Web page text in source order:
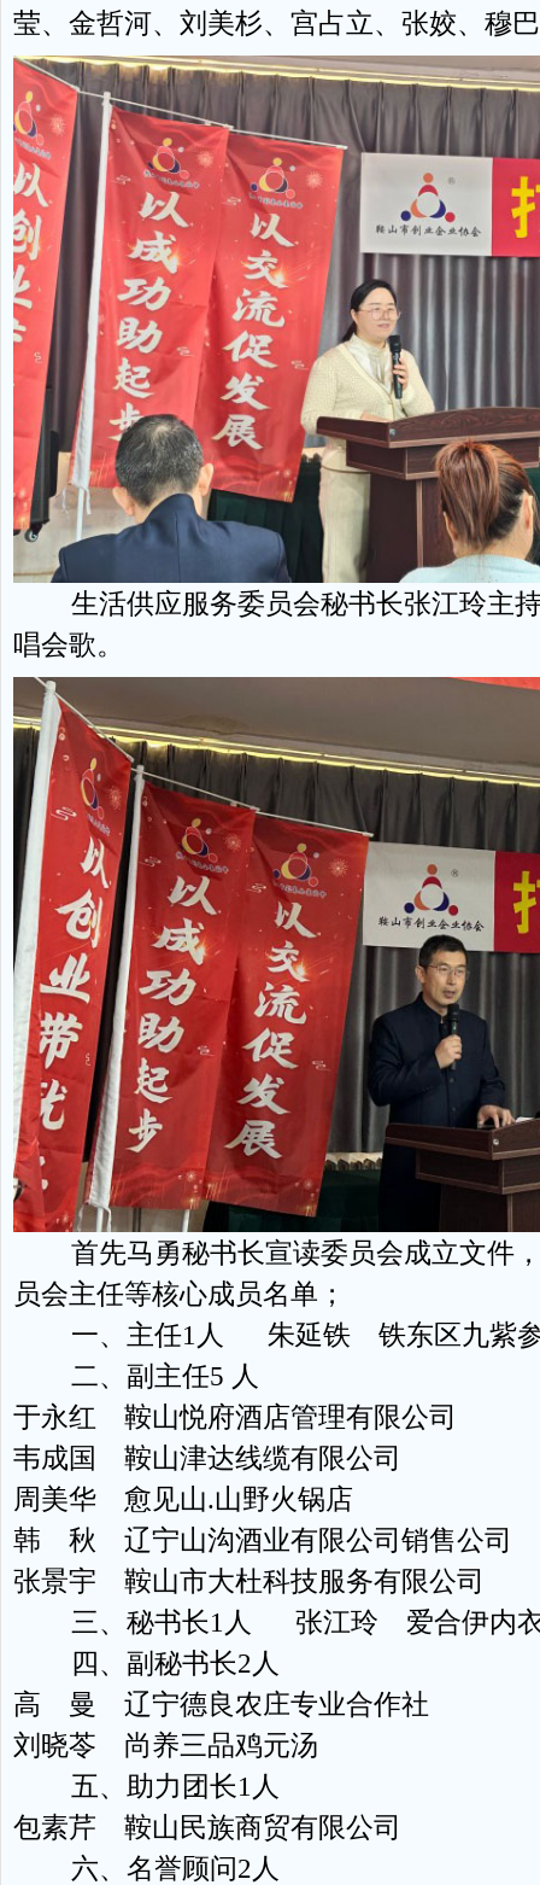
莹、金哲河、刘美杉、宫占立、张姣、穆
生活供应服务委员会秘书长张江玲主持
唱会歌。
首先马勇秘书长宣读委员会成立文件，
员会主任等核心成员名单；
一、主任1人 朱延铁 铁东区九紫参
二、副主任5 人
于永红 鞍山悦府酒店管理有限公司
韦成国 鞍山津达线缆有限公司
周美华 愈见山.山野火锅店
韩 秋 辽宁山沟酒业有限公司销售公司
张景宇 鞍山市大杜科技服务有限公司
三、秘书长1人 张江玲 爱合伊内衣
四、副秘书长2人
高 曼 辽宁德良农庄专业合作社
刘晓苓 尚养三品鸡元汤
五、助力团长1人
包素芹 鞍山民族商贸有限公司
六、名誉顾问2人